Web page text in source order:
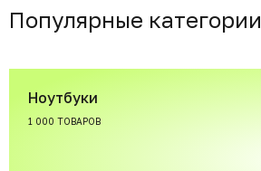
Популярные категории
Ноутбуки
1 000 ТОВАРОВ